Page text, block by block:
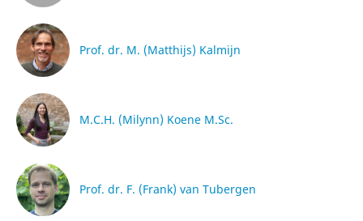
Prof. dr. M. (Matthijs) Kalmijn
M.C.H. (Milynn) Koene M.Sc.
Prof. dr. F. (Frank) van Tubergen